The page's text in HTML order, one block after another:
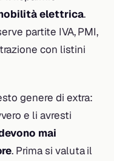
elettrica.
partite IVA, PMI,
con listini
genere di extra:
e li avresti
mai
. Prima si valuta il